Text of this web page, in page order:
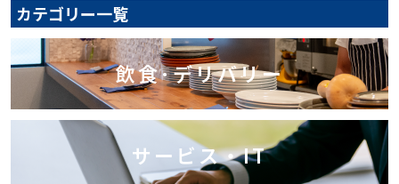
カテゴリー一覧
飲食･デリバリー
サービス・IT